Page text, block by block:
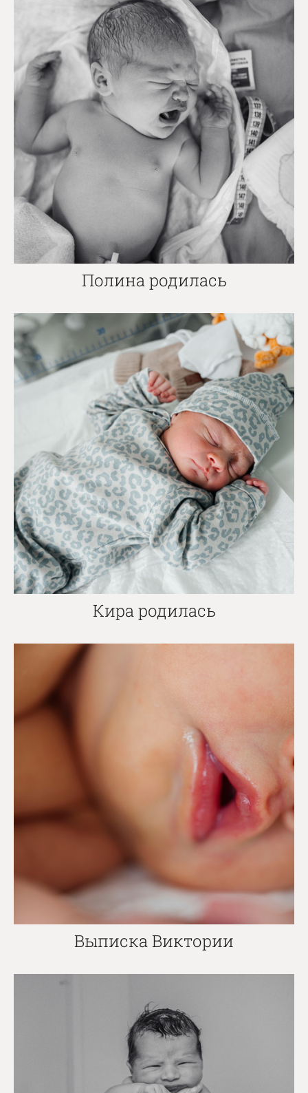
Полина родилась
Кира родилась
Выписка Виктории